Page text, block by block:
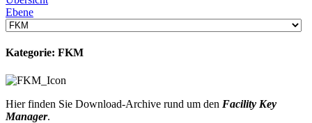
Ebene
Kategorie: FKM
Hier finden Sie Download-Archive rund um den Facility Key
Manager.